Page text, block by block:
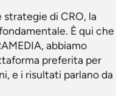
di CRO, la
È qui che
abbiamo
preferita per
e i risultati parlano da